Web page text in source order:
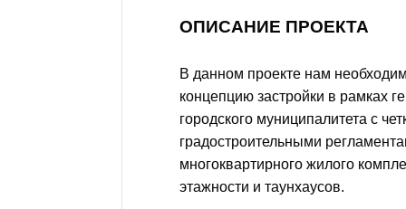
ОПИСАНИЕ ПРОЕКТА
В данном проекте нам
концепцию застройки в рамках
городского муниципалитета с
градостроительными
многоквартирного жилого
этажности и таунхаусов.